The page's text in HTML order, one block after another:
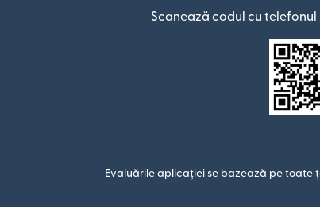
Scanează codul cu
Evaluările aplicației se bazează pe toate